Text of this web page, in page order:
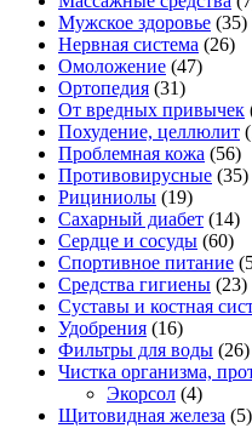
Мужское здоровье (35)
Нервная система (26)
Омоложение (47)
Ортопедия (31)
От вредных привычек
Похудение, целлюлит
Проблемная кожа (56)
Противовирусные (35)
Рициниолы (19)
Сахарный диабет (14)
Сердце и сосуды (60)
Спортивное питание
Средства гигиены (23)
Суставы и костная
Удобрения (16)
Фильтры для воды (26)
Чистка организма,
Экорсол (4)
Щитовидная железа (5)